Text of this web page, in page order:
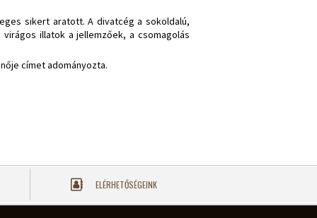
sikert aratott. A divatcég a sokoldalú,
illatok a jellemzőek, a csomagolás
címet adományozta.
ELÉRHETŐSÉGEINK